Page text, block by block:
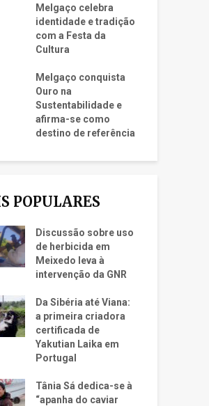
Melgaço celebra
identidade e tradição
com a Festa da
Cultura
Melgaço conquista
Ouro na
Sustentabilidade e
afirma-se como
destino de referência
POPULARES
Discussão sobre uso
de herbicida em
Meixedo leva à
intervenção da GNR
Da Sibéria até Viana:
a primeira criadora
certificada de
Yakutian Laika em
Portugal
Tânia Sá dedica-se à
“apanha do caviar